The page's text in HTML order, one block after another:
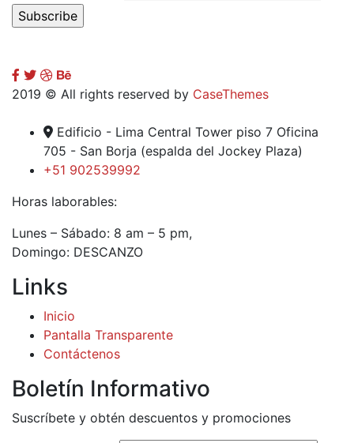
2019 © All rights reserved by CaseThemes
Edificio - Lima Central Tower piso 7 Oficina
705 - San Borja (espalda del Jockey Plaza)
+51 902539992
Horas laborables:
Lunes – Sábado: 8 am – 5 pm,
Domingo: DESCANZO
Links
Inicio
Pantalla Transparente
Contáctenos
Boletín Informativo
Suscríbete y obtén descuentos y promociones